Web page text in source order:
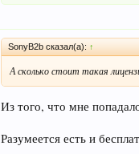
SonyB2b сказал(а): ↑
А сколько стоит такая
Из того, что мне
Разумеется есть и